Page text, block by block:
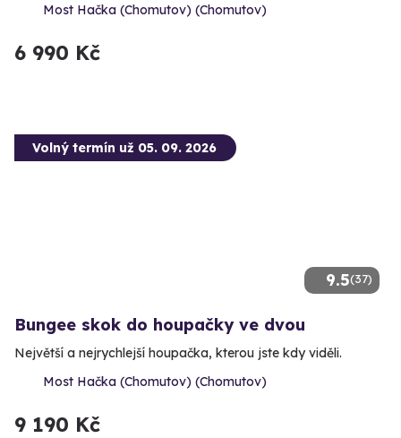
Most Hačka (Chomutov) (Chomutov)
6 990 Kč
9.5(37)
Volný termín už 05. 09. 2026
Bungee skok do houpačky ve dvou
Největší a nejrychlejší houpačka, kterou jste kdy viděli.
Most Hačka (Chomutov) (Chomutov)
9 190 Kč